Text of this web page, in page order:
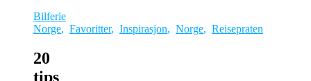
Bilferie
Norge, Favoritter, Inspirasjon, Norge, Reisepraten
20
tips